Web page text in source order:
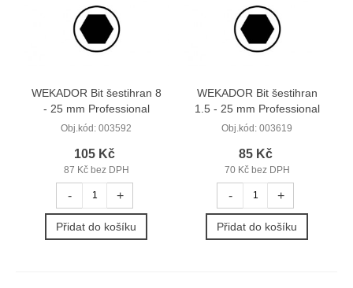
WEKADOR Bit šestihran 8
- 25 mm Professional
Obj.kód: 003592
105 Kč
87 Kč bez DPH
- +
Přidat do košíku
WEKADOR Bit šestihran
1.5 - 25 mm Professional
Obj.kód: 003619
85 Kč
70 Kč bez DPH
- +
Přidat do košíku